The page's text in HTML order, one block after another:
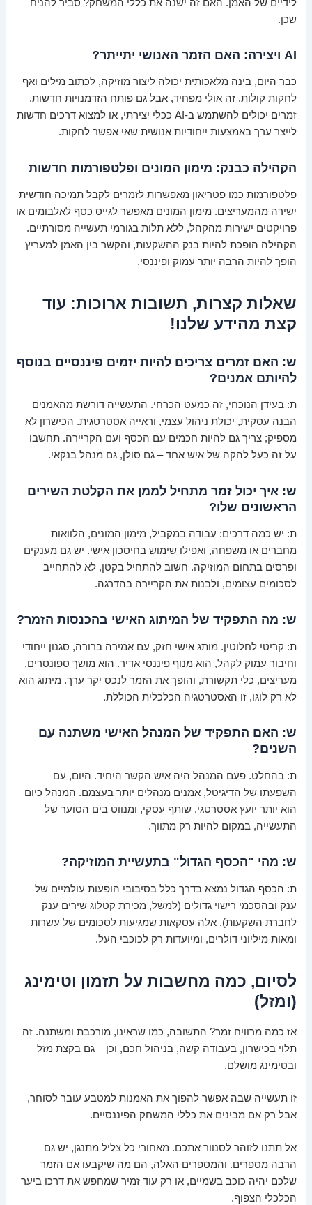
לידיים של האמן. האם זה ישנה את כללי המשחק? סביר להניח
שכן.
AI ויצירה: האם הזמר האנושי יתייתר?
כבר היום, בינה מלאכותית יכולה ליצור מוזיקה, לכתוב מילים ואף
לחקות קולות. זה אולי מפחיד, אבל גם פותח הזדמנויות חדשות.
זמרים יכולים להשתמש ב-AI ככלי יצירתי, או למצוא דרכים חדשות
לייצר ערך באמצעות ייחודיות אנושית שאי אפשר לחקות.
הקהילה כבנק: מימון המונים ופלטפורמות חדשות
פלטפורמות כמו פטריאון מאפשרות לזמרים לקבל תמיכה חודשית
ישירה מהמעריצים. מימון המונים מאפשר לגייס כסף לאלבומים או
פרויקטים ישירות מהקהל, ללא תלות בגורמי תעשייה מסורתיים.
הקהילה הופכת להיות בנק ההשקעות, והקשר בין האמן למעריץ
הופך להיות הרבה יותר עמוק ופיננסי.
שאלות קצרות, תשובות ארוכות: עוד
קצת מהידע שלנו!
ש: האם זמרים צריכים להיות יזמים פיננסיים בנוסף
להיותם אמנים?
ת: בעידן הנוכחי, זה כמעט הכרחי. התעשייה דורשת מהאמנים
הבנה עסקית, יכולת ניהול עצמי, וראייה אסטרטגית. הכישרון לא
מספיק; צריך גם להיות חכמים עם הכסף ועם הקריירה. תחשבו
על זה כעל להקה של איש אחד – גם סולן, גם מנהל בנקאי.
ש: איך יכול זמר מתחיל לממן את הקלטת השירים
הראשונים שלו?
ת: יש כמה דרכים: עבודה במקביל, מימון המונים, הלוואות
מחברים או משפחה, ואפילו שימוש בחיסכון אישי. יש גם מענקים
ופרסים בתחום המוזיקה. חשוב להתחיל בקטן, לא להתחייב
לסכומים עצומים, ולבנות את הקריירה בהדרגה.
ש: מה התפקיד של המיתוג האישי בהכנסות הזמר?
ת: קריטי לחלוטין. מותג אישי חזק, עם אמירה ברורה, סגנון ייחודי
וחיבור עמוק לקהל, הוא מנוף פיננסי אדיר. הוא מושך ספונסרים,
מעריצים, כלי תקשורת, והופך את הזמר לנכס יקר ערך. מיתוג הוא
לא רק לוגו, זו האסטרטגיה הכלכלית הכוללת.
ש: האם התפקיד של המנהל האישי משתנה עם
השנים?
ת: בהחלט. פעם המנהל היה איש הקשר היחיד. היום, עם
השפעתו של הדיגיטל, אמנים מנהלים יותר בעצמם. המנהל כיום
הוא יותר יועץ אסטרטגי, שותף עסקי, ומנווט בים הסוער של
התעשייה, במקום להיות רק מתווך.
ש: מהי "הכסף הגדול" בתעשיית המוזיקה?
ת: הכסף הגדול נמצא בדרך כלל בסיבובי הופעות עולמיים של
ענק ובהסכמי רישוי גדולים (למשל, מכירת קטלוג שירים ענק
לחברת השקעות). אלה עסקאות שמגיעות לסכומים של עשרות
ומאות מיליוני דולרים, ומיועדות רק לכוכבי העל.
לסיום, כמה מחשבות על תזמון וטימינג
(ומזל)
אז כמה מרוויח זמר? התשובה, כמו שראינו, מורכבת ומשתנה. זה
תלוי בכישרון, בעבודה קשה, בניהול חכם, וכן – גם בקצת מזל
ובטימינג מושלם.
זו תעשייה שבה אפשר להפוך את האמנות למטבע עובר לסוחר,
אבל רק אם מבינים את כללי המשחק הפיננסיים.
אל תתנו לזוהר לסנוור אתכם. מאחורי כל צליל מתנגן, יש גם
הרבה מספרים. והמספרים האלה, הם מה שיקבעו אם הזמר
שלכם יהיה כוכב בשמיים, או רק עוד זמיר שמחפש את דרכו ביער
הכלכלי הצפוף.